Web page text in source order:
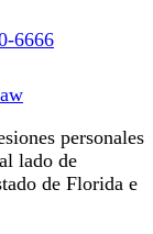
6666
personales
lado de
de Florida e